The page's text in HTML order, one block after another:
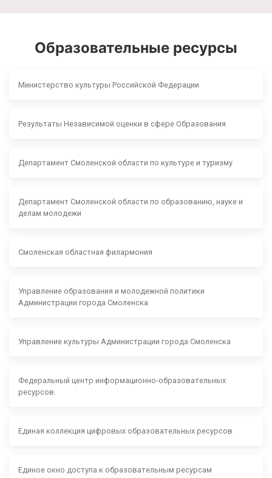
Образовательные ресурсы
Министерство культуры Российской Федерации
Результаты Независимой оценки в сфере Образования
Департамент Смоленской области по культуре и туризму
Департамент Смоленской области по образованию, науке и
делам молодежи
Смоленская областная филармония
Управление образования и молодежной политики
Администрации города Смоленска
Управление культуры Администрации города Смоленска
Федеральный центр информационно-образовательных
ресурсов.
Единая коллекция цифровых образовательных ресурсов
Единое окно доступа к образовательным ресурсам